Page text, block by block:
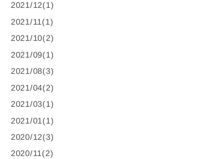
2021/12(1)
2021/11(1)
2021/10(2)
2021/09(1)
2021/08(3)
2021/04(2)
2021/03(1)
2021/01(1)
2020/12(3)
2020/11(2)